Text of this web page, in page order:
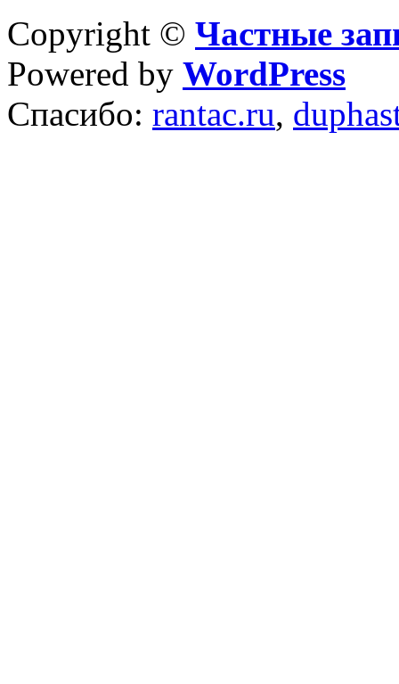
Copyright © Частные
Powered by WordPress
Спасибо: rantac.ru,